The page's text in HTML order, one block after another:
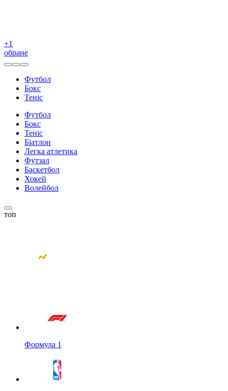
+1
обране
Футбол
Бокс
Теніс
Футбол
Бокс
Теніс
Біатлон
Легка атлетика
Футзал
Баскетбол
Хокей
Волейбол
топ
Формула 1